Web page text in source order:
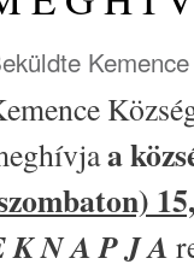
a
K N A P J A